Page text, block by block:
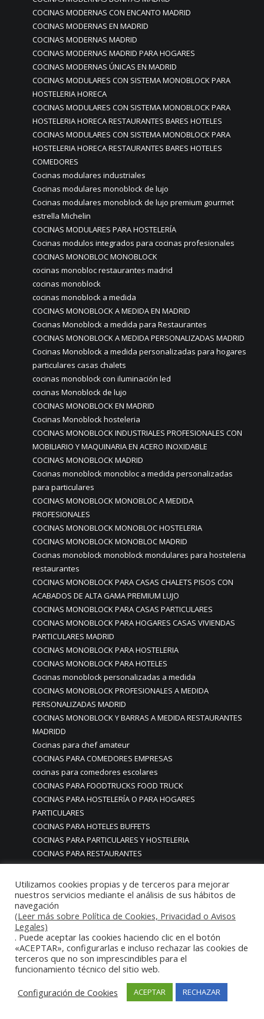
COCINAS MODERNAS CON ENCANTO MADRID
COCINAS MODERNAS EN MADRID
COCINAS MODERNAS MADRID
COCINAS MODERNAS MADRID PARA HOGARES
COCINAS MODERNAS ÚNICAS EN MADRID
COCINAS MODULARES CON SISTEMA MONOBLOCK PARA
HOSTELERIA HORECA
COCINAS MODULARES CON SISTEMA MONOBLOCK PARA
HOSTELERIA HORECA RESTAURANTES BARES HOTELES
COCINAS MODULARES CON SISTEMA MONOBLOCK PARA
HOSTELERIA HORECA RESTAURANTES BARES HOTELES
COMEDORES
Cocinas modulares industriales
Cocinas modulares monoblock de lujo
Cocinas modulares monoblock de lujo premium gourmet
estrella Michelin
COCINAS MODULARES PARA HOSTELERÍA
Cocinas modulos integrados para cocinas profesionales
COCINAS MONOBLOC MONOBLOCK
cocinas monobloc restaurantes madrid
cocinas monoblock
cocinas monoblock a medida
COCINAS MONOBLOCK A MEDIDA EN MADRID
Cocinas Monoblock a medida para Restaurantes
COCINAS MONOBLOCK A MEDIDA PERSONALIZADAS MADRID
Cocinas Monoblock a medida personalizadas para hogares
particulares casas chalets
cocinas monoblock con iluminación led
cocinas Monoblock de lujo
COCINAS MONOBLOCK EN MADRID
Cocinas Monoblock hosteleria
COCINAS MONOBLOCK INDUSTRIALES PROFESIONALES CON
MOBILIARIO Y MAQUINARIA EN ACERO INOXIDABLE
COCINAS MONOBLOCK MADRID
Cocinas monoblock monobloc a medida personalizadas
para particulares
COCINAS MONOBLOCK MONOBLOC A MEDIDA
PROFESIONALES
COCINAS MONOBLOCK MONOBLOC HOSTELERIA
COCINAS MONOBLOCK MONOBLOC MADRID
Cocinas monoblock monoblock mondulares para hosteleria
restaurantes
COCINAS MONOBLOCK PARA CASAS CHALETS PISOS CON
ACABADOS DE ALTA GAMA PREMIUM LUJO
COCINAS MONOBLOCK PARA CASAS PARTICULARES
COCINAS MONOBLOCK PARA HOGARES CASAS VIVIENDAS
PARTICULARES MADRID
COCINAS MONOBLOCK PARA HOSTELERIA
COCINAS MONOBLOCK PARA HOTELES
Cocinas monoblock personalizadas a medida
COCINAS MONOBLOCK PROFESIONALES A MEDIDA
PERSONALIZADAS MADRID
COCINAS MONOBLOCK Y BARRAS A MEDIDA RESTAURANTES
MADRIDD
Cocinas para chef amateur
COCINAS PARA COMEDORES EMPRESAS
cocinas para comedores escolares
COCINAS PARA FOODTRUCKS FOOD TRUCK
COCINAS PARA HOSTELERÍA O PARA HOGARES
PARTICULARES
COCINAS PARA HOTELES BUFFETS
COCINAS PARA PARTICULARES Y HOSTELERIA
COCINAS PARA RESTAURANTES
COCINAS PARA RESTAURANTES HOTELES EN MADRID
COCINAS PARA SERVICIO DOMESTICO
COCINAS PARA TERRAZAS EN MADRID ESPAÑA
COCINAS PREMIUM GAMA ALTA EN MADRID
COCINAS PREMIUM LUJO PARA RESTAURANTES
RESTAURACIÓN MADRID
COCINAS PREMIUM MADRID
COCINAS PREMIUM PROFESIONALES MADRID
COCINAS PROFESIONALES
COCINAS PROFESIONALES • MOBILIARIO • ENCIMERAS •
REVESTIMIENTOS • ESTRUCTURAS • ELEMENTOS
Utilizamos cookies propias y de terceros para mejorar
nuestros servicios mediante el análisis de sus hábitos de
navegación
(Leer más sobre Política de Cookies, Privacidad o Avisos
Legales)
. Puede aceptar las cookies haciendo clic en el botón
«ACEPTAR», configurarlas e incluso rechazar las cookies de
terceros que no son imprescindibles para el
funcionamiento técnico del sitio web.
Configuración de Cookies
ACEPTAR RECHAZAR